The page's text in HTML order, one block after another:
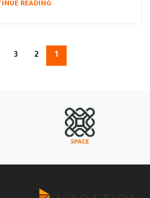
READING
1
2
3